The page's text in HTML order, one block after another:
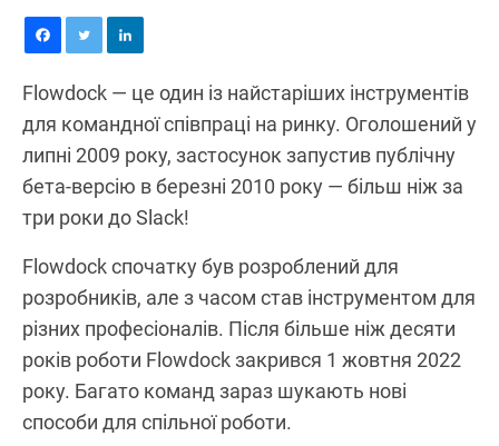
Flowdock — це один із найстаріших інструментів
для командної співпраці на ринку. Оголошений у
липні 2009 року, застосунок запустив публічну
бета-версію в березні 2010 року — більш ніж за
три роки до Slack!
Flowdock спочатку був розроблений для
розробників, але з часом став інструментом для
різних професіоналів. Після більше ніж десяти
років роботи Flowdock закрився 1 жовтня 2022
року. Багато команд зараз шукають нові
способи для спільної роботи.